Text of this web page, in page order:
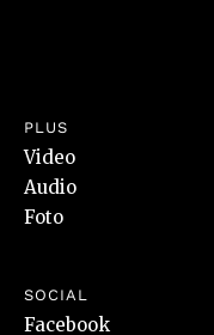
PLUS
Video
Audio
Foto
SOCIAL
Facebook